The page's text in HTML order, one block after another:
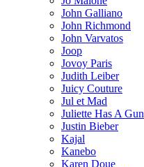
John Galliano
John Richmond
John Varvatos
Joop
Jovoy Paris
Judith Leiber
Juicy Couture
Jul et Mad
Juliette Has A Gun
Justin Bieber
Kajal
Kanebo
Karen Doue